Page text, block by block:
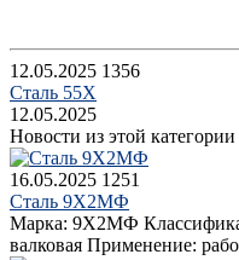
12.05.2025 1356
Сталь 55Х
12.05.2025
Новости из этой категории
16.05.2025 1251
Сталь 9Х2МФ
Марка: 9Х2МФ
валковая Применение: